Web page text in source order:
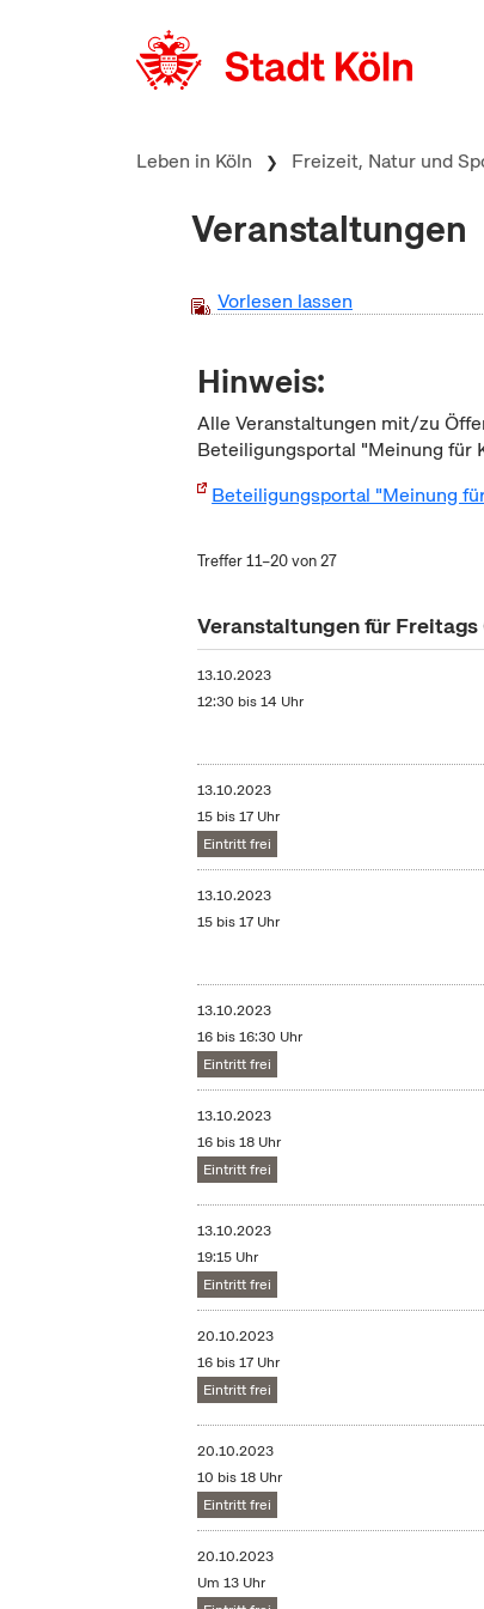
Leben in Köln Freizeit, Natur und
Veranstaltungen
Vorlesen lassen
Hinweis:
Alle Veranstaltungen mit/zu
Beteiligungsportal "Meinung für
Beteiligungsportal "Meinung
Treffer 11–20 von 27
Veranstaltungen für
13.10.2023
12:30 bis 14 Uhr
13.10.2023
15 bis 17 Uhr
Eintritt frei
13.10.2023
15 bis 17 Uhr
13.10.2023
16 bis 16:30 Uhr
Eintritt frei
13.10.2023
16 bis 18 Uhr
Eintritt frei
13.10.2023
19:15 Uhr
Eintritt frei
20.10.2023
16 bis 17 Uhr
Eintritt frei
20.10.2023
10 bis 18 Uhr
Eintritt frei
20.10.2023
Um 13 Uhr